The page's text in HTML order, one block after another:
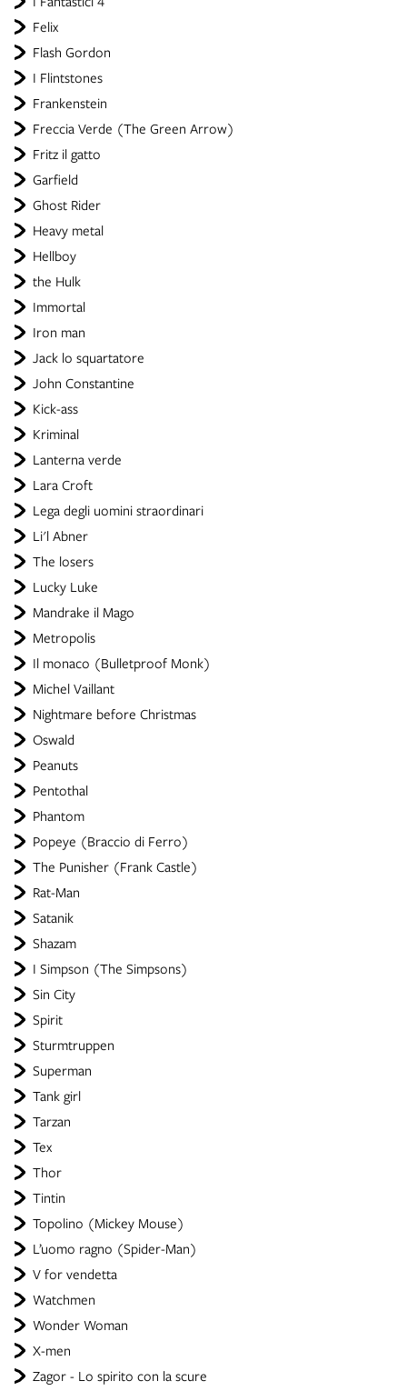
Felix
Flash Gordon
I Flintstones
Frankenstein
Freccia Verde (The Green Arrow)
Fritz il gatto
Garfield
Ghost Rider
Heavy metal
Hellboy
the Hulk
Immortal
Iron man
Jack lo squartatore
John Constantine
Kick-ass
Kriminal
Lanterna verde
Lara Croft
Lega degli uomini straordinari
Li'l Abner
The losers
Lucky Luke
Mandrake il Mago
Metropolis
Il monaco (Bulletproof Monk)
Michel Vaillant
Nightmare before Christmas
Oswald
Peanuts
Pentothal
Phantom
Popeye (Braccio di Ferro)
The Punisher (Frank Castle)
Rat-Man
Satanik
Shazam
I Simpson (The Simpsons)
Sin City
Spirit
Sturmtruppen
Superman
Tank girl
Tarzan
Tex
Thor
Tintin
Topolino (Mickey Mouse)
L’uomo ragno (Spider-Man)
V for vendetta
Watchmen
Wonder Woman
X-men
Zagor - Lo spirito con la scure